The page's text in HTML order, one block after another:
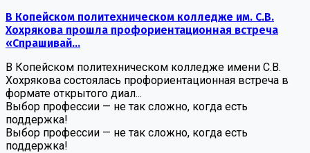
В Копейском политехническом колледже им. С.В.
Хохрякова прошла профориентационная встреча
«Спрашивай...
В Копейском политехническом колледже имени С.В.
Хохрякова состоялась профориентационная встреча в
формате открытого диал...
Выбор профессии — не так сложно, когда есть
поддержка!
Выбор профессии — не так сложно, когда есть
поддержка!